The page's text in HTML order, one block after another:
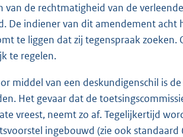
de rechtmatigheid van de
De indiener van dit amendement
te liggen dat zij tegenspraak zoeken.
te regelen.
middel van een deskundigenschil is
Het gevaar dat de
vreest, neemt zo af. Tegelijkertijd
ingebouwd (zie ook